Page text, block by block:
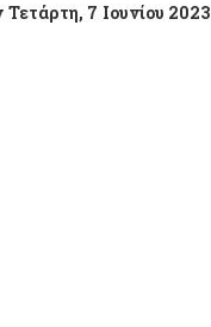
Τετάρτη, 7 Ιουνίου 2023